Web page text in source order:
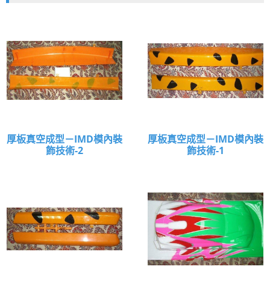
厚板真空成型－IMD模內裝
飾技術-2
厚板真空成型－IMD模內裝
飾技術-1